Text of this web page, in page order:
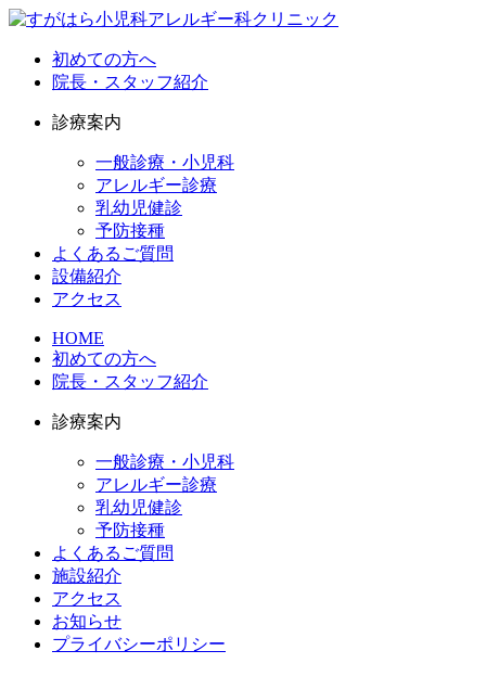
初めての方へ
院長・スタッフ紹介
診療案内
一般診療・小児科
アレルギー診療
乳幼児健診
予防接種
よくあるご質問
設備紹介
アクセス
HOME
初めての方へ
院長・スタッフ紹介
診療案内
一般診療・小児科
アレルギー診療
乳幼児健診
予防接種
よくあるご質問
施設紹介
アクセス
お知らせ
プライバシーポリシー